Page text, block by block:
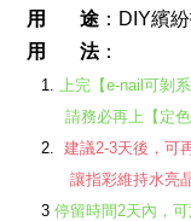
用       途 ：DIY繽
用       法：
   1.
上完【e-nail可剝
請務必再
   2.
建議2-3天後，可
讓指彩維持
3 停留時間2天內，可